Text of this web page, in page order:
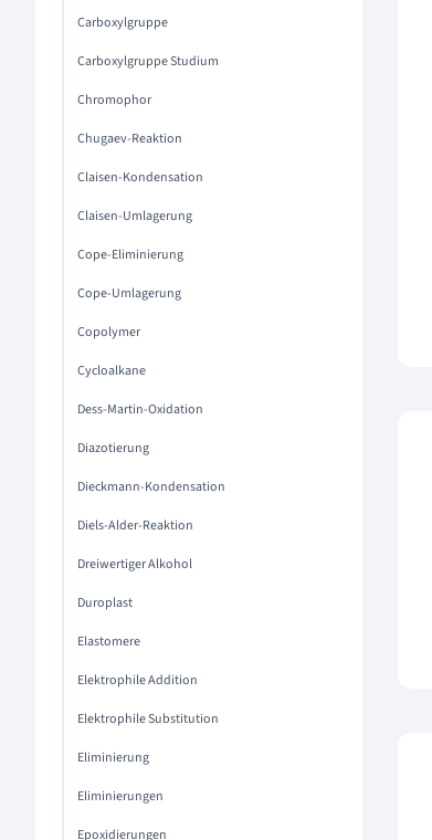
Carboxylgruppe
Carboxylgruppe Studium
Chromophor
Chugaev-Reaktion
Claisen-Kondensation
Claisen-Umlagerung
Cope-Eliminierung
Cope-Umlagerung
Copolymer
Cycloalkane
Dess-Martin-Oxidation
Diazotierung
Dieckmann-Kondensation
Diels-Alder-Reaktion
Dreiwertiger Alkohol
Duroplast
Elastomere
Elektrophile Addition
Elektrophile Substitution
Eliminierung
Eliminierungen
Epoxidierungen